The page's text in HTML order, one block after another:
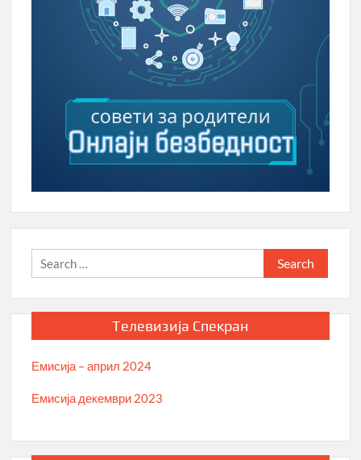
Search
for:
Телевизија Спекран
Емисија – април 2024
Емисија декември 2023